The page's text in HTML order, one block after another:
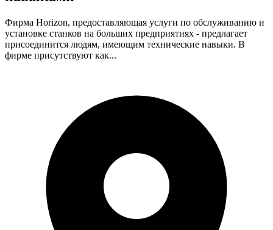
Фирма Horizon, предоставляющая услуги по обслуживанию и
установке станков на больших предприятиях - предлагает
присоединится людям, имеющим технические навыки. В
фирме присутствуют как...